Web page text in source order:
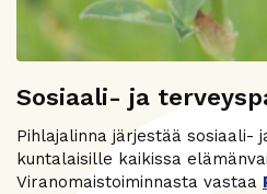
Sosiaali- ja
Pihlajalinna järjestää sosiaali-
kuntalaisille kaikissa
Viranomaistoiminnasta vastaa